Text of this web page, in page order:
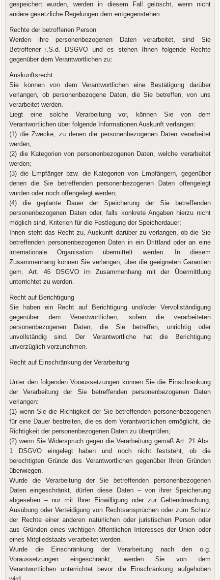
gespeichert wurden, werden in diesem Fall gelöscht, wenn nicht
andere gesetzliche Regelungen dem entgegenstehen.
Rechte der betroffenen Person
Werden ihre personenbezogenen Daten verarbeitet, sind Sie
Betroffener i.S.d. DSGVO und es stehen Ihnen folgende Rechte
gegenüber dem Verantwortlichen zu:
Auskunftsrecht
Sie können von dem Verantwortlichen eine Bestätigung darüber
verlangen, ob personenbezogene Daten, die Sie betreffen, von uns
verarbeitet werden.
Liegt eine solche Verarbeitung vor, können Sie von dem
Verantwortlichen über folgende Informationen Auskunft verlangen:
(1) die Zwecke, zu denen die personenbezogenen Daten verarbeitet
werden;
(2) die Kategorien von personenbezogenen Daten, welche verarbeitet
werden;
(3) die Empfänger bzw. die Kategorien von Empfängern, gegenüber
denen die Sie betreffenden personenbezogenen Daten offengelegt
wurden oder noch offengelegt werden;
(4) die geplante Dauer der Speicherung der Sie betreffenden
personenbezogenen Daten oder, falls konkrete Angaben hierzu nicht
möglich sind, Kriterien für die Festlegung der Speicherdauer;
Ihnen steht das Recht zu, Auskunft darüber zu verlangen, ob die Sie
betreffenden personenbezogenen Daten in ein Drittland oder an eine
internationale Organisation übermittelt werden. In diesem
Zusammenhang können Sie verlangen, über die geeigneten Garantien
gem. Art. 46 DSGVO im Zusammenhang mit der Übermittlung
unterrichtet zu werden.
Recht auf Berichtigung
Sie haben ein Recht auf Berichtigung und/oder Vervollständigung
gegenüber dem Verantwortlichen, sofern die verarbeiteten
personenbezogenen Daten, die Sie betreffen, unrichtig oder
unvollständig sind. Der Verantwortliche hat die Berichtigung
unverzüglich vorzunehmen.
Recht auf Einschränkung der Verarbeitung
Unter den folgenden Voraussetzungen können Sie die Einschränkung
der Verarbeitung der Sie betreffenden personenbezogenen Daten
verlangen:
(1) wenn Sie die Richtigkeit der Sie betreffenden personenbezogenen
für eine Dauer bestreiten, die es dem Verantwortlichen ermöglicht, die
Richtigkeit der personenbezogenen Daten zu überprüfen;
(2) wenn Sie Widerspruch gegen die Verarbeitung gemäß Art. 21 Abs.
1 DSGVO eingelegt haben und noch nicht feststeht, ob die
berechtigten Gründe des Verantwortlichen gegenüber Ihren Gründen
überwiegen.
Wurde die Verarbeitung der Sie betreffenden personenbezogenen
Daten eingeschränkt, dürfen diese Daten – von ihrer Speicherung
abgesehen – nur mit Ihrer Einwilligung oder zur Geltendmachung,
Ausübung oder Verteidigung von Rechtsansprüchen oder zum Schutz
der Rechte einer anderen natürlichen oder juristischen Person oder
aus Gründen eines wichtigen öffentlichen Interesses der Union oder
eines Mitgliedstaats verarbeitet werden.
Wurde die Einschränkung der Verarbeitung nach den o.g.
Voraussetzungen eingeschränkt, werden Sie von dem
Verantwortlichen unterrichtet bevor die Einschränkung aufgehoben